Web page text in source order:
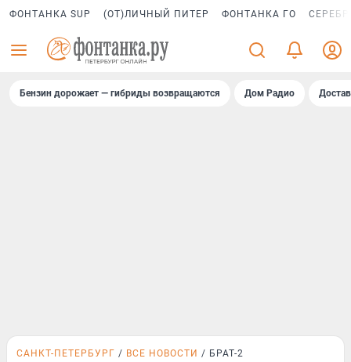
ФОНТАНКА SUP (ОТ)ЛИЧНЫЙ ПИТЕР ФОНТАНКА ГО
Бензин дорожает — гибриды возвращаются Дом Радио
САНКТ-ПЕТЕРБУРГ ВСЕ НОВОСТИ БРАТ-2